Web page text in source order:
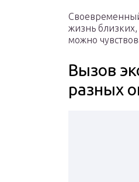
жизнь
можно
Вызов
разных